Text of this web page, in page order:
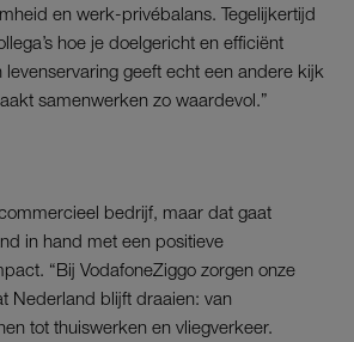
en werk-privébalans. Tegelijkertijd
hoe je doelgericht en efficiënt
geeft echt een andere kijk
samenwerken zo waardevol.”
bedrijf, maar dat gaat
in hand met een positieve
“Bij VodafoneZiggo zorgen onze
Nederland blijft draaien: van
tot thuiswerken en vliegverkeer.